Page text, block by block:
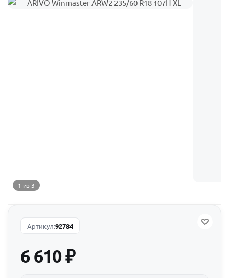
1 из 3
Артикул:92784
6 610₽